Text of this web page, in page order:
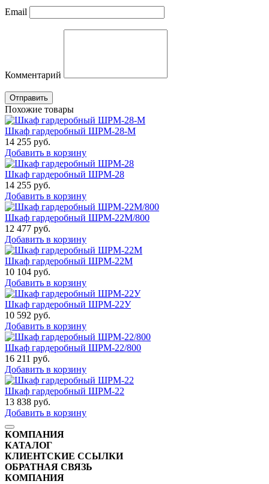
Email
Комментарий
Отправить
Похожие товары
Шкаф гардеробный ШРМ-28-М
14 255 руб.
Добавить в корзину
Шкаф гардеробный ШРМ-28
14 255 руб.
Добавить в корзину
Шкаф гардеробный ШРМ-22М/800
12 477 руб.
Добавить в корзину
Шкаф гардеробный ШРМ-22М
10 104 руб.
Добавить в корзину
Шкаф гардеробный ШРМ-22У
10 592 руб.
Добавить в корзину
Шкаф гардеробный ШРМ-22/800
16 211 руб.
Добавить в корзину
Шкаф гардеробный ШРМ-22
13 838 руб.
Добавить в корзину
КОМПАНИЯ
КАТАЛОГ
КЛИЕНТСКИЕ ССЫЛКИ
ОБРАТНАЯ СВЯЗЬ
КОМПАНИЯ